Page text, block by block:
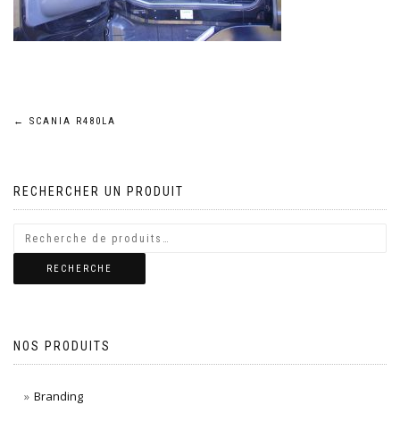
Navigation
l’article
← SCANIA R480LA
RECHERCHER UN PRODUIT
RECHERCHE
NOS PRODUITS
Branding